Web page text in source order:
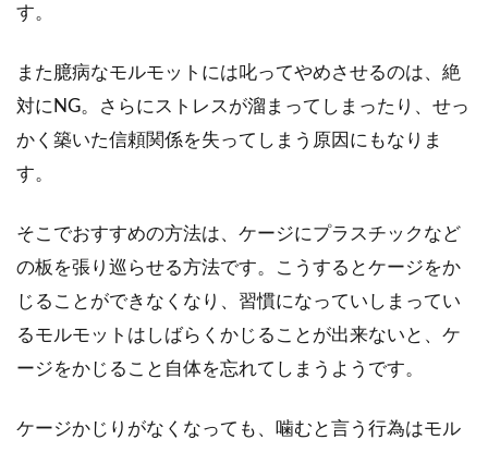
す。
また臆病なモルモットには叱ってやめさせるのは、絶
対にNG。さらにストレスが溜まってしまったり、せっ
かく築いた信頼関係を失ってしまう原因にもなりま
す。
そこでおすすめの方法は、ケージにプラスチックなど
の板を張り巡らせる方法です。こうするとケージをか
じることができなくなり、習慣になっていしまってい
るモルモットはしばらくかじることが出来ないと、ケ
ージをかじること自体を忘れてしまうようです。
ケージかじりがなくなっても、噛むと言う行為はモル